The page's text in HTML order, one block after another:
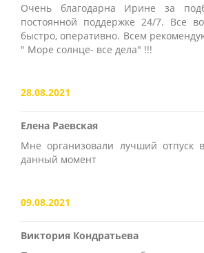
Очень благодарна Ирине за
постоянной поддержке 24/7. Все
быстро, оперативно. Всем
" Море солнце- все дела" !!!
28.08.2021
Елена Раевская
Мне организовали лучший отпуск
данный момент
09.08.2021
Виктория Кондратьева